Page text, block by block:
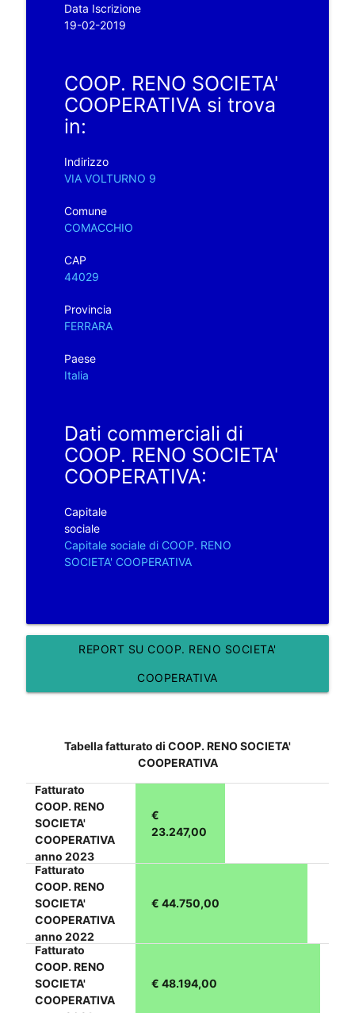
Data Iscrizione
19-02-2019
COOP. RENO SOCIETA'
COOPERATIVA si trova
in:
Indirizzo
VIA VOLTURNO 9
Comune
COMACCHIO
CAP
44029
Provincia
FERRARA
Paese
Italia
Dati commerciali di
COOP. RENO SOCIETA'
COOPERATIVA:
Capitale
sociale
Capitale sociale di COOP. RENO
SOCIETA' COOPERATIVA
REPORT SU COOP. RENO SOCIETA'
COOPERATIVA
Tabella fatturato di COOP. RENO SOCIETA'
COOPERATIVA
Fatturato
COOP. RENO
SOCIETA'
COOPERATIVA
anno 2023
€
23.247,00
Fatturato
COOP. RENO
SOCIETA'
COOPERATIVA
anno 2022
€ 44.750,00
Fatturato
COOP. RENO
SOCIETA'
COOPERATIVA
€ 48.194,00